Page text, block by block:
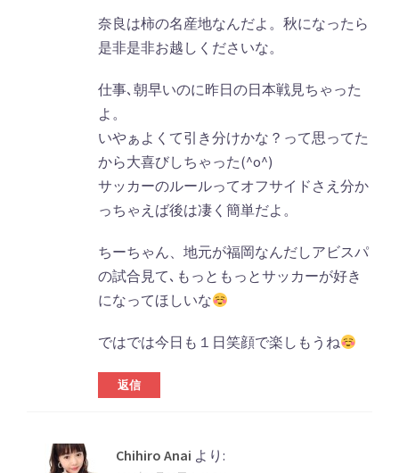
奈良は柿の名産地なんだよ。秋になったら
是非是非お越しくださいな。
仕事､朝早いのに昨日の日本戦見ちゃった
よ。
いやぁよくて引き分けかな？って思ってた
から大喜びしちゃった(^o^)
サッカーのルールってオフサイドさえ分か
っちゃえば後は凄く簡単だよ。
ちーちゃん、地元が福岡なんだしアビスパ
の試合見て､もっともっとサッカーが好き
になってほしいな
ではでは今日も１日笑顔で楽しもうね
返信
Chihiro Anai より: